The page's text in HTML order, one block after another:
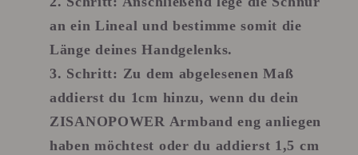
an ein Lineal und bestimme somit die
Länge deines Handgelenks.
Schritt: Zu dem abgelesenen Maß
addierst du 1cm hinzu, wenn du dein
ZISANOPOWER Armband eng anliegen
haben möchtest oder du addierst 1,5 cm